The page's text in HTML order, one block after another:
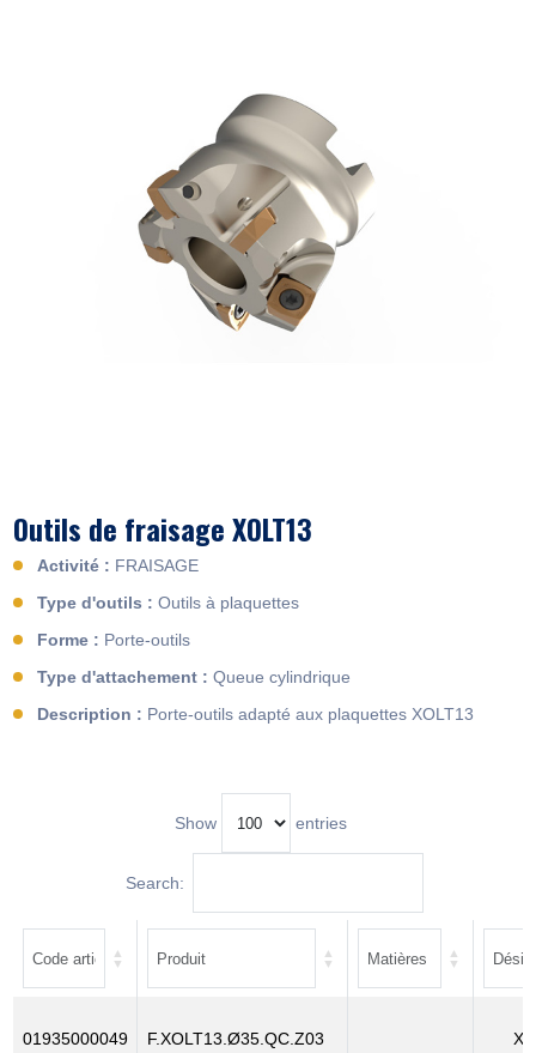
Outils de fraisage XOLT13
Activité : FRAISAGE
Type d'outils : Outils à plaquettes
Forme : Porte-outils
Type d'attachement : Queue cylindrique
Description : Porte-outils adapté aux plaquettes XOLT13
Show entries
Search:
01935000049 F.XOLT13.Ø35.QC.Z03